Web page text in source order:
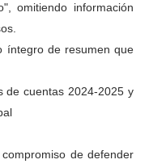
omitiendo información
íntegro de resumen que
de cuentas 2024-2025 y
de defender